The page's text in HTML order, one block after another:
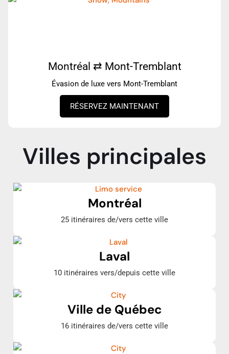
Montréal ⇄ Mont-Tremblant
Évasion de luxe vers Mont-Tremblant
RÉSERVEZ MAINTENANT
Villes principales
Montréal
25 itinéraires de/vers cette ville
Laval
10 itinéraires vers/depuis cette ville
Ville de Québec
16 itinéraires de/vers cette ville